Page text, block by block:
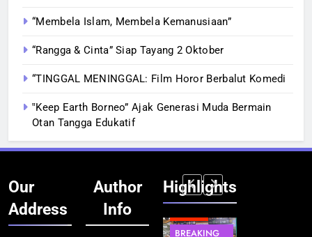
“Membela Islam, Membela Kemanusiaan”
“Rangga & Cinta” Siap Tayang 2 Oktober
“TINGGAL MENINGGAL: Film Horor Berbalut Komedi
‟Keep Earth Borneo” Ajak Generasi Muda Bermain
Otan Tangga Edukatif
Our
Address
Author
Info
Highlights
BERITA
INFRASTRUKTUR
BREAKING